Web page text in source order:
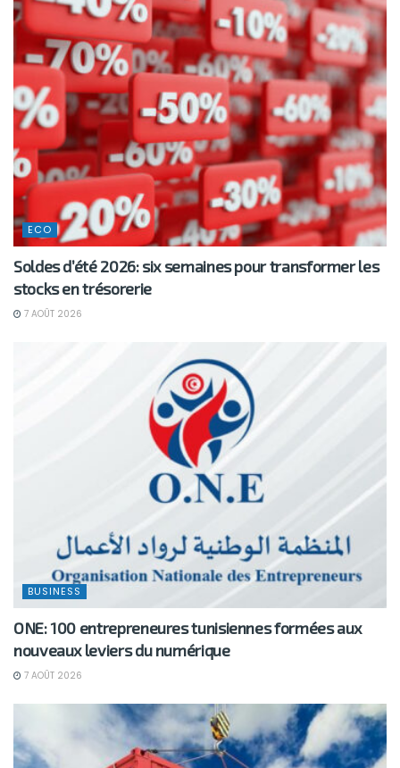
ECO
Soldes d’été 2026: six semaines pour transformer les
stocks en trésorerie
7 AOÛT 2026
BUSINESS
ONE: 100 entrepreneures tunisiennes formées aux
nouveaux leviers du numérique
7 AOÛT 2026